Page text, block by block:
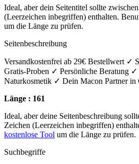
Ideal, aber dein Seitentitel sollte
(Leerzeichen inbegriffen) enthalten.
um die Länge zu prüfen.
Seitenbeschreibung
Versandkostenfrei ab 29€ Bestellwert ✓
Gratis-Proben ✓ Persönliche Beratung
Naturkosmetik ✓ Dein Macon Partner in
Länge : 161
Ideal, aber deine Seitenbeschreibung
Zeichen (Leerzeichen inbegriffen)
kostenlose Tool um die Länge zu prüfen.
Suchbegriffe